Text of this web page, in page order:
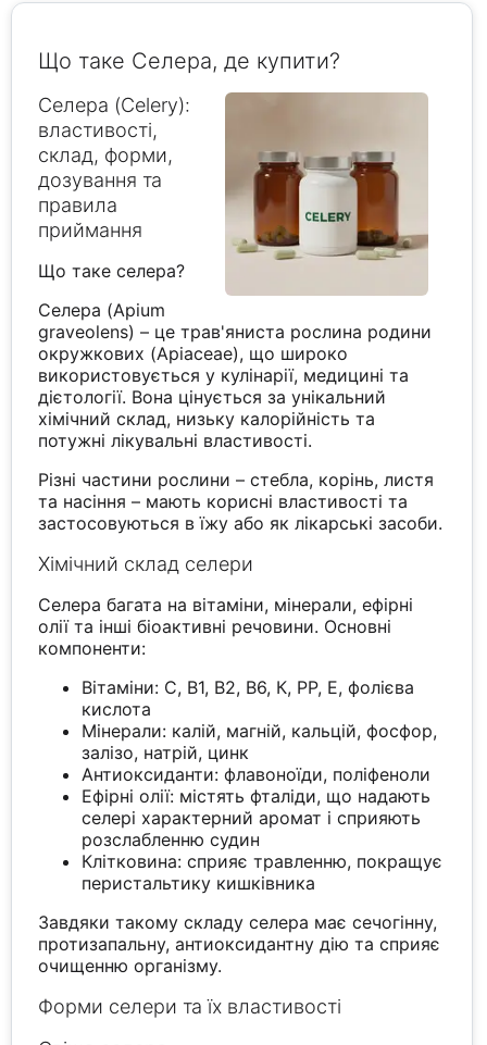
Що таке Селера, де купити?
Селера (Celery):
властивості,
склад, форми,
дозування та
правила
приймання
Що таке селера?
Селера (Apium
graveolens) – це трав'яниста рослина родини
окружкових (Apiaceae), що широко
використовується у кулінарії, медицині та
дієтології. Вона цінується за унікальний
хімічний склад, низьку калорійність та
потужні лікувальні властивості.
Різні частини рослини – стебла, корінь, листя
та насіння – мають корисні властивості та
застосовуються в їжу або як лікарські засоби.
Хімічний склад селери
Селера багата на вітаміни, мінерали, ефірні
олії та інші біоактивні речовини. Основні
компоненти:
Вітаміни: С, В1, В2, В6, К, РР, Е, фолієва
кислота
Мінерали: калій, магній, кальцій, фосфор,
залізо, натрій, цинк
Антиоксиданти: флавоноїди, поліфеноли
Ефірні олії: містять фталіди, що надають
селері характерний аромат і сприяють
розслабленню судин
Клітковина: сприяє травленню, покращує
перистальтику кишківника
Завдяки такому складу селера має сечогінну,
протизапальну, антиоксидантну дію та сприяє
очищенню організму.
Форми селери та їх властивості